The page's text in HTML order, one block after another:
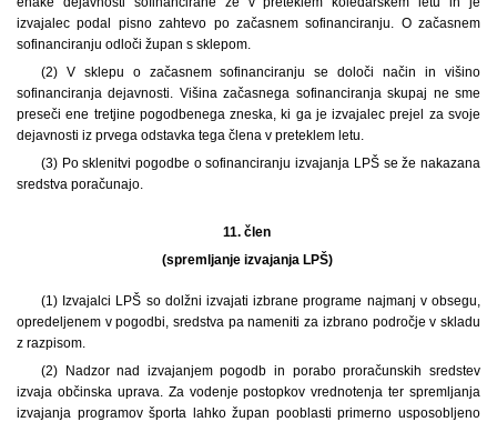
izvajalec podal pisno zahtevo po začasnem sofinanciranju. O začasnem
sofinanciranju odloči župan s sklepom.
(2) V sklepu o začasnem sofinanciranju se določi način in višino
sofinanciranja dejavnosti. Višina začasnega sofinanciranja skupaj ne sme
preseči ene tretjine pogodbenega zneska, ki ga je izvajalec prejel za svoje
dejavnosti iz prvega odstavka tega člena v preteklem letu.
(3) Po sklenitvi pogodbe o sofinanciranju izvajanja LPŠ se že nakazana
sredstva poračunajo.
11. člen
(spremljanje izvajanja LPŠ)
(1) Izvajalci LPŠ so dolžni izvajati izbrane programe najmanj v obsegu,
opredeljenem v pogodbi, sredstva pa nameniti za izbrano področje v skladu
z razpisom.
(2) Nadzor nad izvajanjem pogodb in porabo proračunskih sredstev
izvaja občinska uprava. Za vodenje postopkov vrednotenja ter spremljanja
izvajanja programov športa lahko župan pooblasti primerno usposobljeno